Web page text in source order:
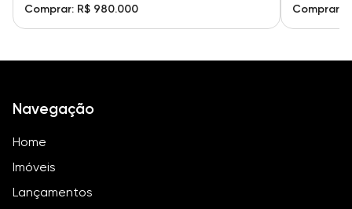
Comprar: R$ 980.000 Comprar:
Navegação
Home
Imóveis
Lançamentos